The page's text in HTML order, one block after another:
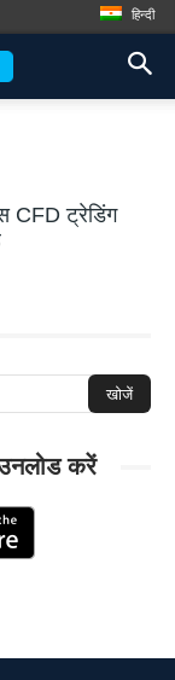
हिन्दी
CFD ट्रेडिंग
करें